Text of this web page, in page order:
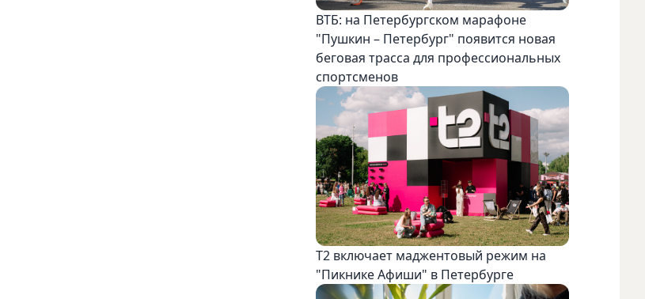
ВТБ: на Петербургском марафоне
"Пушкин – Петербург" появится новая
беговая трасса для профессиональных
спортсменов
Т2 включает маджентовый режим на
"Пикнике Афиши" в Петербурге